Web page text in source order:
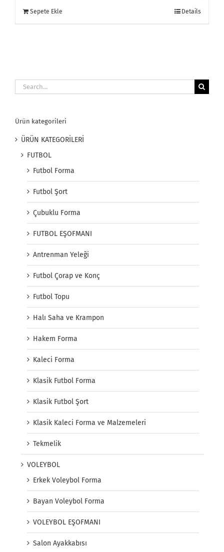
Sepete Ekle Details
Search
for:
Ürün kategorileri
ÜRÜN KATEGORİLERİ
FUTBOL
Futbol Forma
Futbol Şort
Çubuklu Forma
FUTBOL EŞOFMANI
Antrenman Yeleği
Futbol Çorap ve Konç
Futbol Topu
Halı Saha ve Krampon
Hakem Forma
Kaleci Forma
Klasik Futbol Forma
Klasik Futbol Şort
Klasik Kaleci Forma ve Malzemeleri
Tekmelik
VOLEYBOL
Erkek Voleybol Forma
Bayan Voleybol Forma
VOLEYBOL EŞOFMANI
Salon Ayakkabısı